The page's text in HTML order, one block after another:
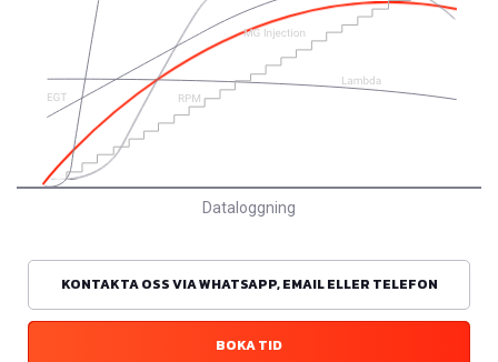
Dataloggning
KONTAKTA OSS VIA WHATSAPP, EMAIL ELLER TELEFON
BOKA TID